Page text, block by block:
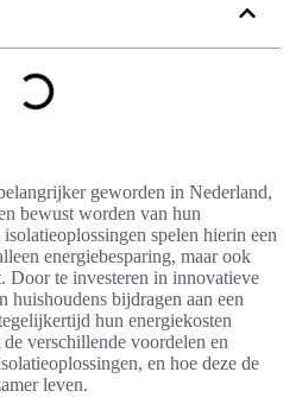
geworden in Nederland,
bewust worden van hun
spelen hierin een
energiebesparing, maar ook
Door te investeren in innovatieve
huishoudens bijdragen aan een
hun energiekosten
verschillende voordelen en
en hoe deze de
leven.